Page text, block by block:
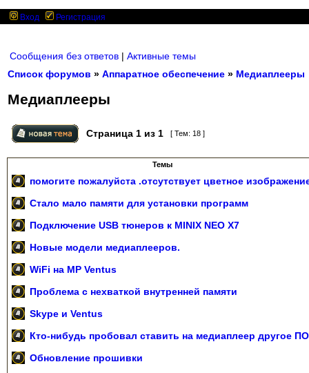
Вход Регистрация
Сообщения без ответов | Активные темы
Список форумов » Аппаратное обеспечение » Медиаплееры
Медиаплееры
Страница 1 из 1 [ Тем: 18 ]
Темы
помогите пожалуйста .отсутствует цветное
Стало мало памяти для установки программ
Подключение USB тюнеров к MINIX NEO X7
Новые модели медиаплееров.
WiFi на MP Ventus
Проблема с нехваткой внутренней памяти
Skype и Ventus
Кто-нибудь пробовал ставить на медиаплеер другое
Обновление прошивки